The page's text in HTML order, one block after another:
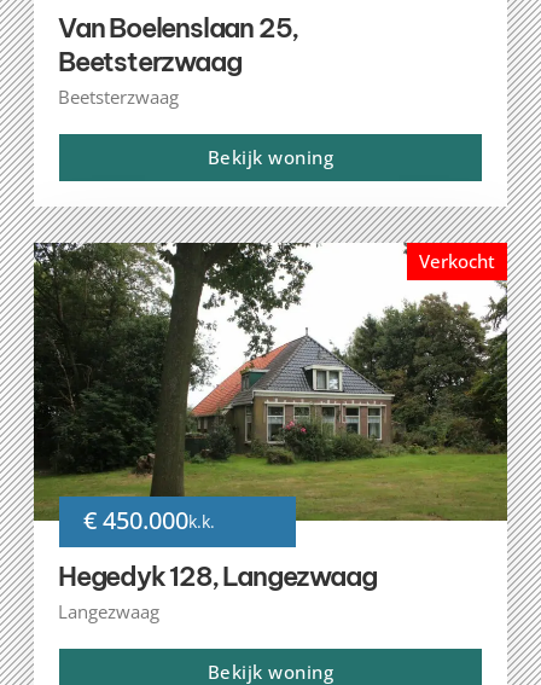
Van Boelenslaan 25,
Beetsterzwaag
Beetsterzwaag
Bekijk woning
Verkocht
€ 450.000k.k.
Hegedyk 128, Langezwaag
Langezwaag
Bekijk woning